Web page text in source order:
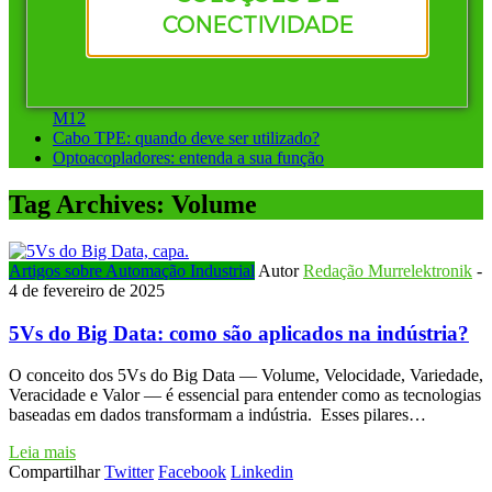
CONECTIVIDADE
Vantagens de investir em conectores pré-montados da
Instalação ponto a ponto ou sistemas de barramento: qual
M12
Cabo TPE: quando deve ser utilizado?
Optoacopladores: entenda a sua função
Tag Archives: Volume
Artigos sobre Automação Industrial AutorRedação Murrelektronik -
4 de fevereiro de 2025
5Vs do Big Data: como são aplicados na indústria?
O conceito dos 5Vs do Big Data — Volume, Velocidade, Variedade,
Veracidade e Valor — é essencial para entender como as tecnologias
baseadas em dados transformam a indústria. Esses pilares…
Leia mais
Compartilhar Twitter Facebook Linkedin